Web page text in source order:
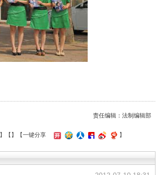
责任编辑：法制编辑部
】【 】 【一键分享 】